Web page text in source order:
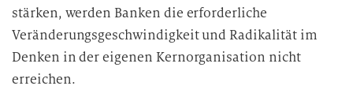
stärken, werden Banken die erforderliche
Veränderungsgeschwindigkeit und Radikalität im
Denken in der eigenen Kernorganisation nicht
erreichen.